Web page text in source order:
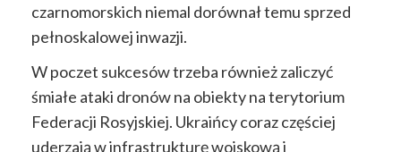
czarnomorskich niemal dorównał temu sprzed
pełnoskalowej inwazji.
W poczet sukcesów trzeba również zaliczyć
śmiałe ataki dronów na obiekty na terytorium
Federacji Rosyjskiej. Ukraińcy coraz częściej
uderzają w infrastrukturę wojskową i